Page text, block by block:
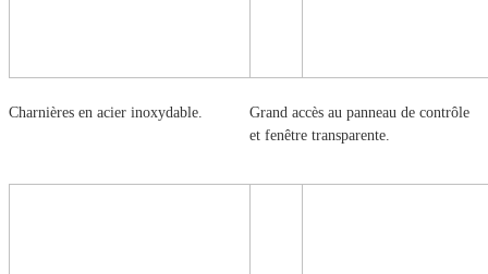
Charnières en acier inoxydable.
Grand accès au panneau de contrôle
et fenêtre transparente.